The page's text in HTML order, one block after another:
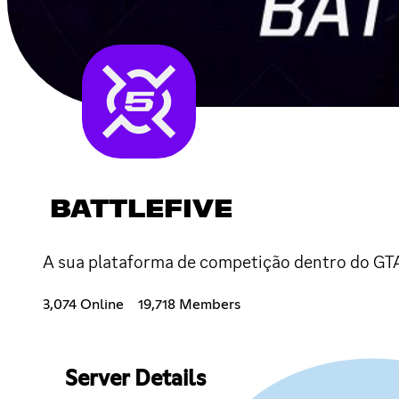
BATTLEFIVE
A sua plataforma de competição dentro do
3,074 Online 19,718 Members
Server Details